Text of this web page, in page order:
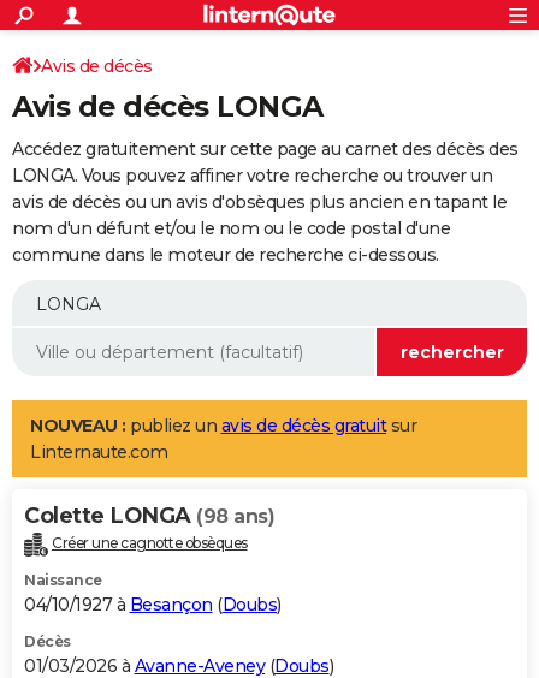
ACTUALITÉS
Politique
Société
Faits Divers
Education
Monde
Villes
+
SPORT
Coupe du monde 2026
Football
Tennis
Cyclisme
Rugby
Forum
Programme TV
TNTStreaming
Cinéma
Sorties cinéma
Musique
+
FINANCE
Retraite
Epargne
Immobilier
Risques naturels par ville
Banque
Assurance
AUTO
Essais
Réserver un essai
Citadines
Berlines
SUV
Forum auto
+
Mobiles
Meilleur smartphone
Internet
Ordinateurs
Jeux vidéo
Guide high-tech
Aménagement intérieur
LIFESTYLE
Art de vivre
Bien-être
Loisirs
Mode
Modes de vie
Alimentation
Guide de la santé
Maladies
Médicaments
Sommeil
VOYAGE
Destinations
City break
Voyage nature
Voyage de noces
Forum
Climat
+PHOTO
GUIDES D'ACHAT
BONS PLANS
Avis de décès
Avis de décès LONGA
Accédez gratuitement sur cette page au carnet des décès des
LONGA. Vous pouvez affiner votre recherche ou trouver un
avis de décès ou un avis d'obsèques plus ancien en tapant le
nom d'un défunt et/ou le nom ou le code postal d'une
commune dans le moteur de recherche ci-dessous.
NOUVEAU : publiez un avis de décès gratuitsur
Linternaute.com
Colette LONGA (98 ans)
Créer une cagnotte obsèques
Naissance
04/10/1927 à Besançon (Doubs)
Décès
01/03/2026 à Avanne-Aveney(Doubs)